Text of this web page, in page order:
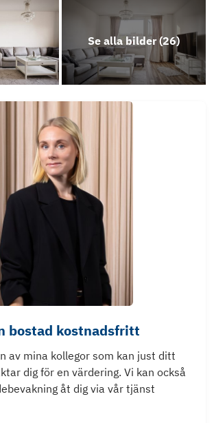
Se alla bilder (26)
bostad kostnadsfritt
av mina kollegor som kan just ditt
dig för en värdering. Vi kan också
åt dig via vår tjänst